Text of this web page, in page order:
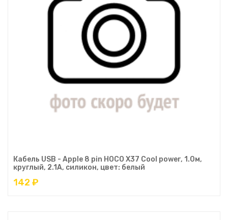
Кабель USB - Apple 8 pin HOCO X37 Cool power, 1.0м,
круглый, 2.1A, силикон, цвет: белый
142 ₽